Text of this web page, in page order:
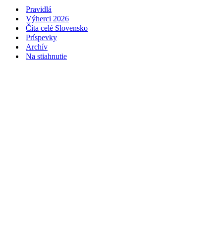
Pravidlá
Výherci 2026
Číta celé Slovensko
Príspevky
Archív
Na stiahnutie